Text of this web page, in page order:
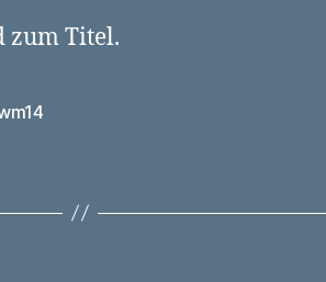
zum Titel.